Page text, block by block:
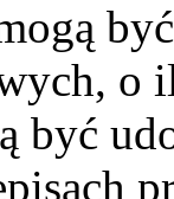
o
być